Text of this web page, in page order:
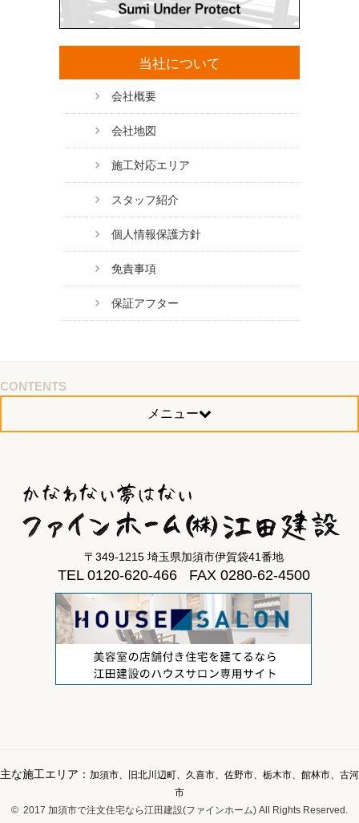
当社について
会社概要
会社地図
施工対応エリア
スタッフ紹介
個人情報保護方針
免責事項
保証アフター
CONTENTS
メニュー
〒349-1215 埼玉県加須市伊賀袋41番地
TEL 0120-620-466 FAX 0280-62-4500
主な施工エリア： 加須市、旧北川辺町、久喜市、佐野市、栃木市、館林市、古河
市
© 2017 加須市で注文住宅なら江田建設(ファインホーム) All Rights Reserved.